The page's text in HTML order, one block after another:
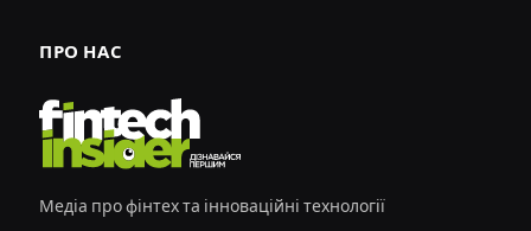
ПРО НАС
Медіа про фінтех та інноваційні технології